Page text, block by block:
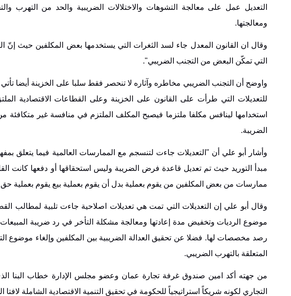
التعديل عمل على معالجة التشوهات والاختلالات الضريبية والحد من التهرب
ومعالجتها.
وقال ان القانون المعدل جاء لسد الثغرات التي يستخدمها بعض المكلفين حيث إنّ
التي تمكّن البعض من التجنب الضريبي".
واوضح أن التجنب الضريبي مخاطره وآثاره لا تنحصر فقط سلبا على الخزينة أيضا تأتي
للتعديلات التي طرأت على القانون على الخزينة وعلى القطاعات الاقتصادية
استخدامها لينافس مكلفا ملتزما فيصبح المكلف الملتزم في منافسة غير
الضريبة.
وأشار أبو علي أن "التعديلات جاءت لتنسجم مع الممارسات العالمية فيما يتعلق
مبدأ التوريد حيث تم تعديل قاعدة فرض الضريبة وليس استحقاقها أو دفعها كانت
ممارسات من بعض المكلفين من يقوم بعملية بدل أن يقوم بعملية بيع يقوم بعملية
وقال أبو علي إن التعديلات التي تمت هي تعديلات اصلاحية جاءت تلبية لمطالب
موضوع الرديات وتخفيض مدة إعادتها ومعالجة مشكلة التأخر في رد ضريبة
رصد مخصصات لها. فضلا عن تحقيق العدالة الضريبية بين المكلفين وإلغاء موضوع
المتعلقة بالتهرب الضريبي.
من جهته أكد امين صندوق غرفة تجارة عمان وعضو مجلس الإدارة خطاب البنا الذي
التجاري لكونه شريكاً استراتيجياً للحكومة في تحقيق التنمية الاقتصادية الشاملة